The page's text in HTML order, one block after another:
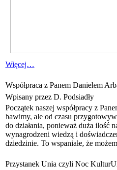
Więcej…
Współpraca z Panem Danielem
Wpisany przez D. Podsiadły
Początek naszej współpracy z
bawimy, ale od czasu
do działania, ponieważ duża ilość
wynagrodzeni wiedzą i
dziedzinie. To wspaniałe, że
Przystanek Unia czyli Noc